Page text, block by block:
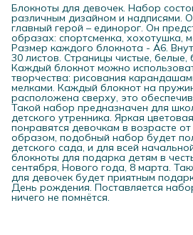
Блокноты для девочек. Набор
различным дизайном и надписями.
главный герой – единорог. Он
образах: спортсменка, хохотушка,
Размер каждого блокнота - А6.
30 листов. Страницы чистые, белые,
Каждый блокнот можно
творчества: рисования
мелками. Каждый блокнот на
расположена сверху, это
Такой набор предназначен для
детского утренника. Яркая
понравятся девочкам в возрасте
образом, подобный набор будет
детского сада, и для всей
блокноты для подарка детям в
сентября, Нового года, 8 марта.
для девочек будет приятным
День рождения. Поставляется
ничего не помнётся.